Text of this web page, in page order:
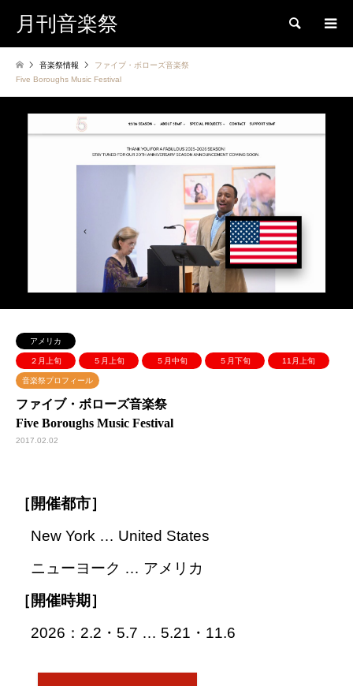
月刊音楽祭 検索
音楽祭情報
ファイブ・ボローズ音楽祭
Five Boroughs Music Festival
アメリカ
２月上旬 ５月上旬 ５月中旬 ５月下旬 11月上旬
音楽祭プロフィール
ファイブ・ボローズ音楽祭
Five Boroughs Music Festival
2017.02.02
［開催都市］
New York … United States
ニューヨーク … アメリカ
［開催時期］
2026：2.2・5.7 … 5.21・11.6